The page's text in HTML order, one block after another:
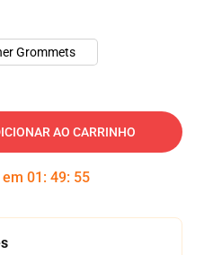
Grommets
AO CARRINHO
01 : 49: 54